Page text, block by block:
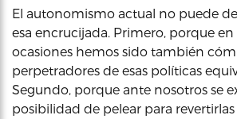
El autonomismo actual no puede
esa encrucijada. Primero, porque
ocasiones hemos sido también
perpetradores de esas políticas
Segundo, porque ante nosotros se
posibilidad de pelear para